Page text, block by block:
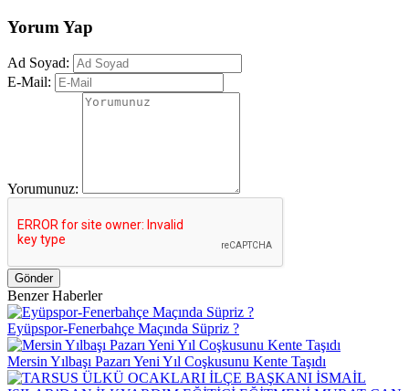
Yorum Yap
Ad Soyad:
E-Mail:
Yorumunuz:
Gönder
Benzer Haberler
Eyüpspor-Fenerbahçe Maçında Süpriz ?
Mersin Yılbaşı Pazarı Yeni Yıl Coşkusunu Kente Taşıdı